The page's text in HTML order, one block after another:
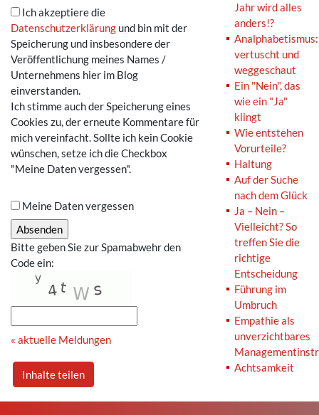
Ich akzeptiere die
Datenschutzerklärung und bin mit der
Speicherung und insbesondere der
Veröffentlichung meines Names /
Unternehmens hier im Blog
einverstanden.
Ich stimme auch der Speicherung eines
Cookies zu, der erneute Kommentare für
mich vereinfacht. Sollte ich kein Cookie
wünschen, setze ich die Checkbox
"Meine Daten vergessen".
Meine Daten vergessen
Bitte geben Sie zur Spamabwehr den
Code ein:
« aktuelle Meldungen
Inhalte teilen
Jahr wird alles
anders!?
Analphabetismus:
vertuscht und
weggeschaut
Ein "Nein", das
wie ein "Ja"
klingt
Wie entstehen
Vorurteile?
Haltung
Auf der Suche
nach dem Glück
Ja – Nein –
Vielleicht? So
treffen Sie die
richtige
Entscheidung
Führung im
Umbruch
Empathie als
unverzichtbares
Achtsamkeit